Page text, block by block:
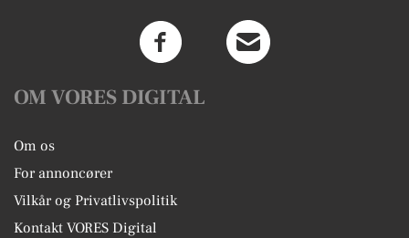
OM VORES DIGITAL
Om os
For annoncører
Vilkår og Privatlivspolitik
Kontakt VORES Digital